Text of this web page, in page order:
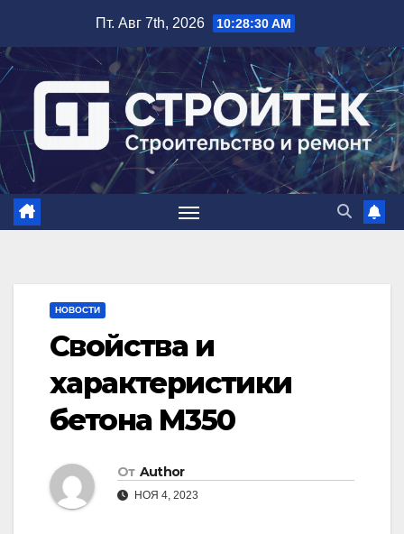
содержимому
Пт. Авг 7th, 2026 10:28:31 AM
НОВОСТИ
Свойства и
характеристики
бетона М350
От Author
НОЯ 4, 2023